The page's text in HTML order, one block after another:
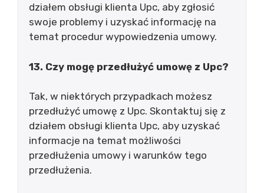
działem obsługi klienta Upc, aby zgłosić
swoje problemy i uzyskać informację na
temat procedur wypowiedzenia umowy.
13. Czy mogę przedłużyć umowę z Upc?
Tak, w niektórych przypadkach możesz
przedłużyć umowę z Upc. Skontaktuj się z
działem obsługi klienta Upc, aby uzyskać
informacje na temat możliwości
przedłużenia umowy i warunków tego
przedłużenia.